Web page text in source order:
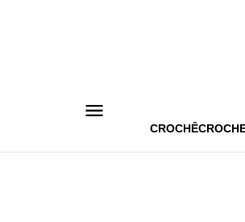
CROCHÊ